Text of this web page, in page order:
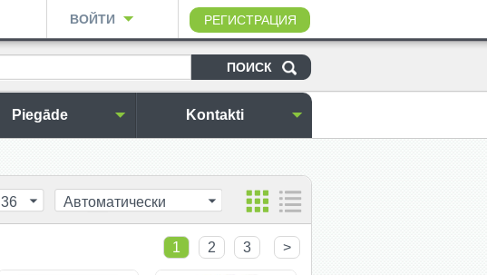
BОЙТИ РЕГИСТРАЦИЯ
Piegāde Kontakti
36 Aвтоматически
1 2 3 >